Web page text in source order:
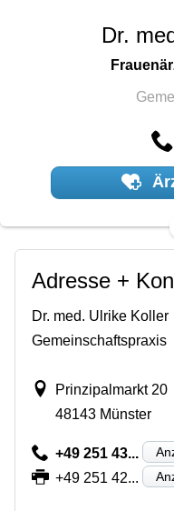
Dr.
Adresse +
Dr. med. Ulrike Koller
Gemeinschaftspraxis
Prinzipalmarkt 20
48143 Münster
+49 251 43...
+49 251 42...